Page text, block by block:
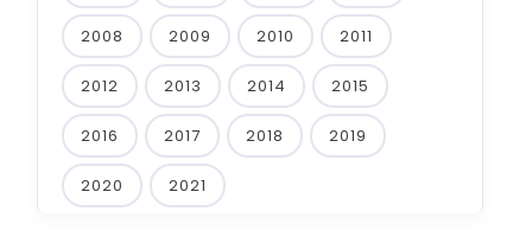
2008 2009 2010 2011
2012 2013 2014 2015
2016 2017 2018 2019
2020 2021